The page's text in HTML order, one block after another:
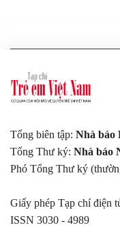
Tổng biên tập: Nhà báo
Tổng Thư ký: Nhà báo
Phó Tổng Thư ký
Giấy phép Tạp chí điện
ISSN 3030 - 4989